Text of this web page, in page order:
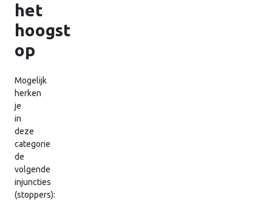
het
hoogst
op
Mogelijk
herken
je
in
deze
categorie
de
volgende
injuncties
(stoppers):